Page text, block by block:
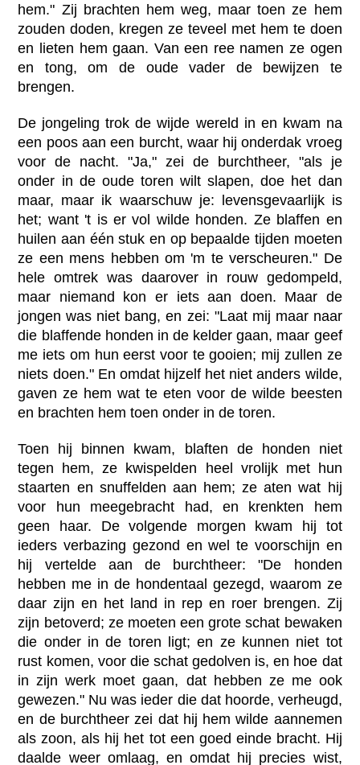
hem." Zij brachten hem weg, maar toen ze hem
zouden doden, kregen ze teveel met hem te doen
en lieten hem gaan. Van een ree namen ze ogen
en tong, om de oude vader de bewijzen te
brengen.
De jongeling trok de wijde wereld in en kwam na
een poos aan een burcht, waar hij onderdak vroeg
voor de nacht. "Ja," zei de burchtheer, "als je
onder in de oude toren wilt slapen, doe het dan
maar, maar ik waarschuw je: levensgevaarlijk is
het; want 't is er vol wilde honden. Ze blaffen en
huilen aan één stuk en op bepaalde tijden moeten
ze een mens hebben om 'm te verscheuren." De
hele omtrek was daarover in rouw gedompeld,
maar niemand kon er iets aan doen. Maar de
jongen was niet bang, en zei: "Laat mij maar naar
die blaffende honden in de kelder gaan, maar geef
me iets om hun eerst voor te gooien; mij zullen ze
niets doen." En omdat hijzelf het niet anders wilde,
gaven ze hem wat te eten voor de wilde beesten
en brachten hem toen onder in de toren.
Toen hij binnen kwam, blaften de honden niet
tegen hem, ze kwispelden heel vrolijk met hun
staarten en snuffelden aan hem; ze aten wat hij
voor hun meegebracht had, en krenkten hem
geen haar. De volgende morgen kwam hij tot
ieders verbazing gezond en wel te voorschijn en
hij vertelde aan de burchtheer: "De honden
hebben me in de hondentaal gezegd, waarom ze
daar zijn en het land in rep en roer brengen. Zij
zijn betoverd; ze moeten een grote schat bewaken
die onder in de toren ligt; en ze kunnen niet tot
rust komen, voor die schat gedolven is, en hoe dat
in zijn werk moet gaan, dat hebben ze me ook
gewezen." Nu was ieder die dat hoorde, verheugd,
en de burchtheer zei dat hij hem wilde aannemen
als zoon, als hij het tot een goed einde bracht. Hij
daalde weer omlaag, en omdat hij precies wist,